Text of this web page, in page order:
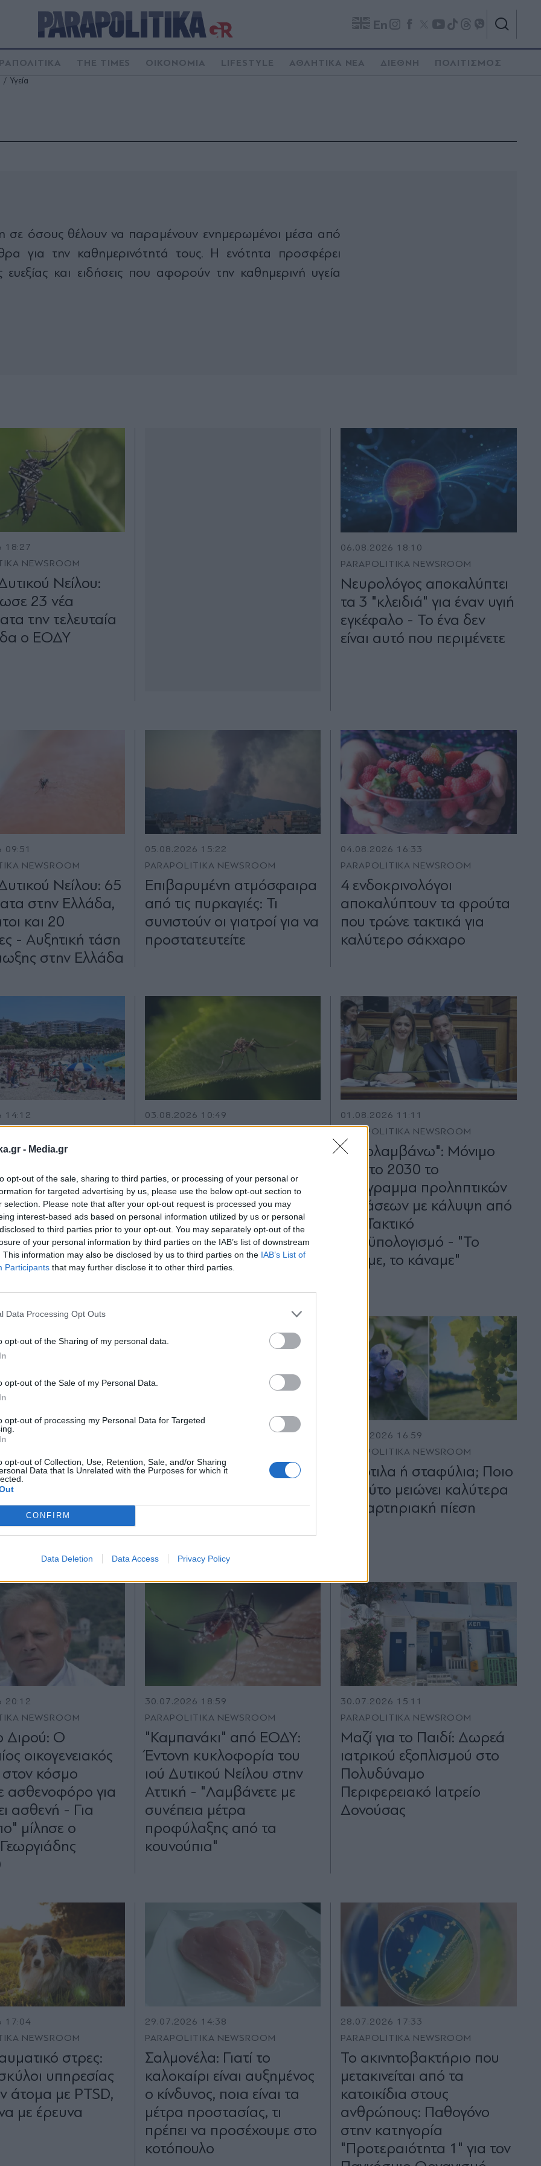
- Media.gr
opt-out of the sale, sharing to third parties, or processing of your personal or
for targeted advertising by us, please use the below opt-out section to
selection. Please note that after your opt-out request is processed you may
interest-based ads based on personal information utilized by us or personal
to third parties prior to your opt-out. You may separately opt-out of the
of your personal information by third parties on the IAB’s list of downstream
This information may also be disclosed by us to third parties on the IAB’s List of
Participants that may further disclose it to other third parties.
Data Processing Opt Outs
opt-out of the Sharing of my personal data.
opt-out of the Sale of my Personal Data.
opt-out of processing my Personal Data for Targeted
opt-out of Collection, Use, Retention, Sale, and/or Sharing
Data that Is Unrelated with the Purposes for which it
CONFIRM
Data Deletion Data Access Privacy Policy
En
THE TIMES ΟΙΚΟΝΟΜΙΑ LIFESTYLE ΑΘΛΗΤΙΚΑ ΝΕΑ ΔΙΕΘΝΗ ΠΟΛΙΤΙΣΜΟΣ
Υγεία
σε όσους θέλουν να παραμένουν ενημερωμένοι μέσα από
για την καθημερινότητά τους. Η ενότητα προσφέρει
και ειδήσεις που αφορούν την καθημερινή υγεία
18:27
NEWSROOM
Νείλου:
23 νέα
την τελευταία
ο ΕΟΔΥ
06.08.2026 18:10
PARAPOLITIKA NEWSROOM
Νευρολόγος αποκαλύπτει
τα 3 "κλειδιά" για έναν υγιή
εγκέφαλο - Το ένα δεν
είναι αυτό που περιμένετε
09:51
NEWSROOM
Νείλου: 65
στην Ελλάδα,
και 20
- Αυξητική τάση
στην Ελλάδα
05.08.2026 15:22
PARAPOLITIKA NEWSROOM
Επιβαρυμένη ατμόσφαιρα
από τις πυρκαγιές: Τι
συνιστούν οι γιατροί για να
προστατευτείτε
04.08.2026 16:33
PARAPOLITIKA NEWSROOM
4 ενδοκρινολόγοι
αποκαλύπτουν τα φρούτα
που τρώνε τακτικά για
καλύτερο σάκχαρο
14:12
και τι πίνουμε το
στο
όλα όσα
γνωρίζετε για
και
- Τι πρέπει να
τι όχι
03.08.2026 10:49
Δυτικού Νείλου; Τα
συμπτώματα που πρέπει
να προσέξετε
01.08.2026 11:11
PARAPOLITIKA NEWSROOM
"Προλαμβάνω": Μόνιμο
έως το 2030 το
πρόγραμμα προληπτικών
εξετάσεων με κάλυψη από
τον Τακτικό
Προϋπολογισμό - "Το
είπαμε, το κάναμε"
18:07
Πνευμονολογική
Οδηγίες
από τον καπνό
και τα
ΕΟΔΥ: Πώς να
λαγοκέφαλου - Τα βήματα
31.07.2026 16:59
PARAPOLITIKA NEWSROOM
Μύρτιλα ή σταφύλια; Ποιο
φρούτο μειώνει καλύτερα
την αρτηριακή πίεση
20:12
NEWSROOM
Διρού: Ο
οικογενειακός
στον κόσμο
ασθενοφόρο για
ασθενή - Για
μίλησε ο
30.07.2026 18:59
PARAPOLITIKA NEWSROOM
"Καμπανάκι" από ΕΟΔΥ:
Έντονη κυκλοφορία του
ιού Δυτικού Νείλου στην
Αττική - "Λαμβάνετε με
συνέπεια μέτρα
προφύλαξης από τα
κουνούπια"
30.07.2026 15:11
PARAPOLITIKA NEWSROOM
Μαζί για το Παιδί: Δωρεά
ιατρικού εξοπλισμού στο
Πολυδύναμο
Περιφερειακό Ιατρείο
Δονούσας
17:04
NEWSROOM
στρες:
υπηρεσίας
άτομα με PTSD,
με έρευνα
29.07.2026 14:38
PARAPOLITIKA NEWSROOM
Σαλμονέλα: Γιατί το
καλοκαίρι είναι αυξημένος
ο κίνδυνος, ποια είναι τα
μέτρα προστασίας, τι
πρέπει να προσέχουμε στο
κοτόπουλο
28.07.2026 17:33
PARAPOLITIKA NEWSROOM
Το ακινητοβακτήριο που
μετακινείται από τα
κατοικίδια στους
ανθρώπους: Παθογόνο
στην κατηγορία
"Προτεραιότητα 1" για τον
newsletter
Αποδέχομαι τουςόρους χρήσης